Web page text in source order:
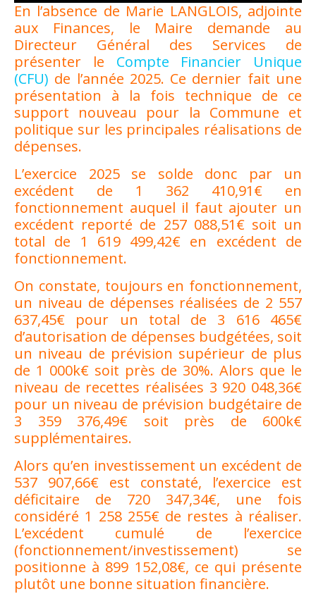
En l’absence de Marie LANGLOIS, adjointe
aux Finances, le Maire demande au
Directeur Général des Services de
présenter le Compte Financier Unique
(CFU) de l’année 2025. Ce dernier fait une
présentation à la fois technique de ce
support nouveau pour la Commune et
politique sur les principales réalisations de
dépenses.
L’exercice 2025 se solde donc par un
excédent de 1 362 410,91€ en
fonctionnement auquel il faut ajouter un
excédent reporté de 257 088,51€ soit un
total de 1 619 499,42€ en excédent de
fonctionnement.
On constate, toujours en fonctionnement,
un niveau de dépenses réalisées de 2 557
637,45€ pour un total de 3 616 465€
d’autorisation de dépenses budgétées, soit
un niveau de prévision supérieur de plus
de 1 000k€ soit près de 30%. Alors que le
niveau de recettes réalisées 3 920 048,36€
pour un niveau de prévision budgétaire de
3 359 376,49€ soit près de 600k€
supplémentaires.
Alors qu’en investissement un excédent de
537 907,66€ est constaté, l’exercice est
déficitaire de 720 347,34€, une fois
considéré 1 258 255€ de restes à réaliser.
L’excédent cumulé de l’exercice
(fonctionnement/investissement) se
positionne à 899 152,08€, ce qui présente
plutôt une bonne situation financière.